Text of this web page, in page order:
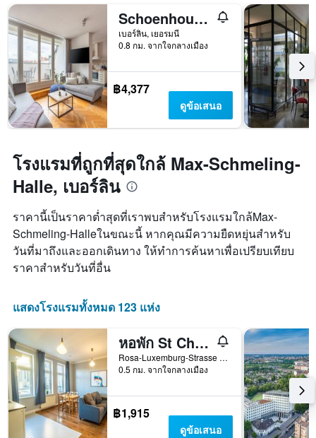
สัปดาห์
แผนภูมิ
แกน
Y
1
แกน
แแส
ดง
เฉลี่ย
ของ
ห้อง
พัก
Schoenhouse Apartments
เบอร์ลิน, เยอรมนี
0.8 กม. จากใจกลางเมือง
฿4,377
ดูข้อเสนอ
โรงแรมที่ถูกที่สุดใกล้ Max-Schmeling-
Halle, เบอร์ลิน
ราคานี้เป็นราคาต่ำสุดที่เราพบสำหรับโรงแรมใกล้Max-
Schmeling-Halleในขณะนี้ หากคุณมีความยืดหยุ่นสำหรับ
วันที่มาถึงและออกเดินทาง ให้ทำการค้นหาเพื่อเปรียบเทียบ
ราคาสำหรับวันที่อื่น
แสดงโรงแรมทั้งหมด 123 แห่ง
หอพัก St Christopher's Berlin Alexanderplatz
Rosa-Luxemburg-Strasse 39-41, เบอร์ลิน, เยอรมนี
0.5 กม. จากใจกลางเมือง
฿1,915
ดูข้อเสนอ